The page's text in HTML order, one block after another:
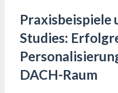
Praxisbeispiele
Studies:
DACH-Raum